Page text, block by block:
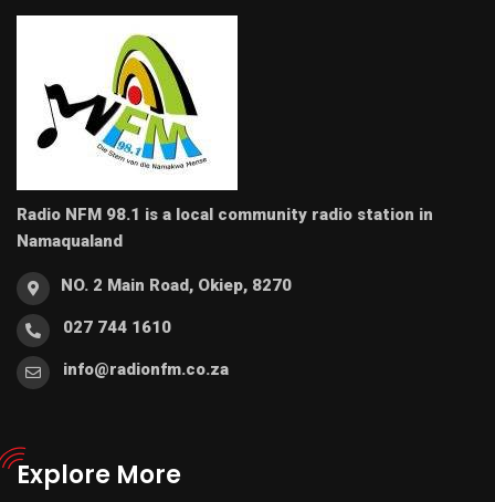
Radio NFM 98.1 is a local community radio station in
Namaqualand
NO. 2 Main Road, Okiep, 8270
027 744 1610
info@radionfm.co.za
Explore More